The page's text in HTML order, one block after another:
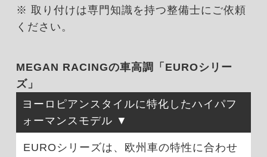
※ 取り付けは専門知識を持つ整備士にご依頼
ください。
MEGAN RACINGの車高調「EUROシリー
ズ」
ヨーロピアンスタイルに特化したハイパフ
ォーマンスモデル
EUROシリーズは、欧州車の特性に合わせ